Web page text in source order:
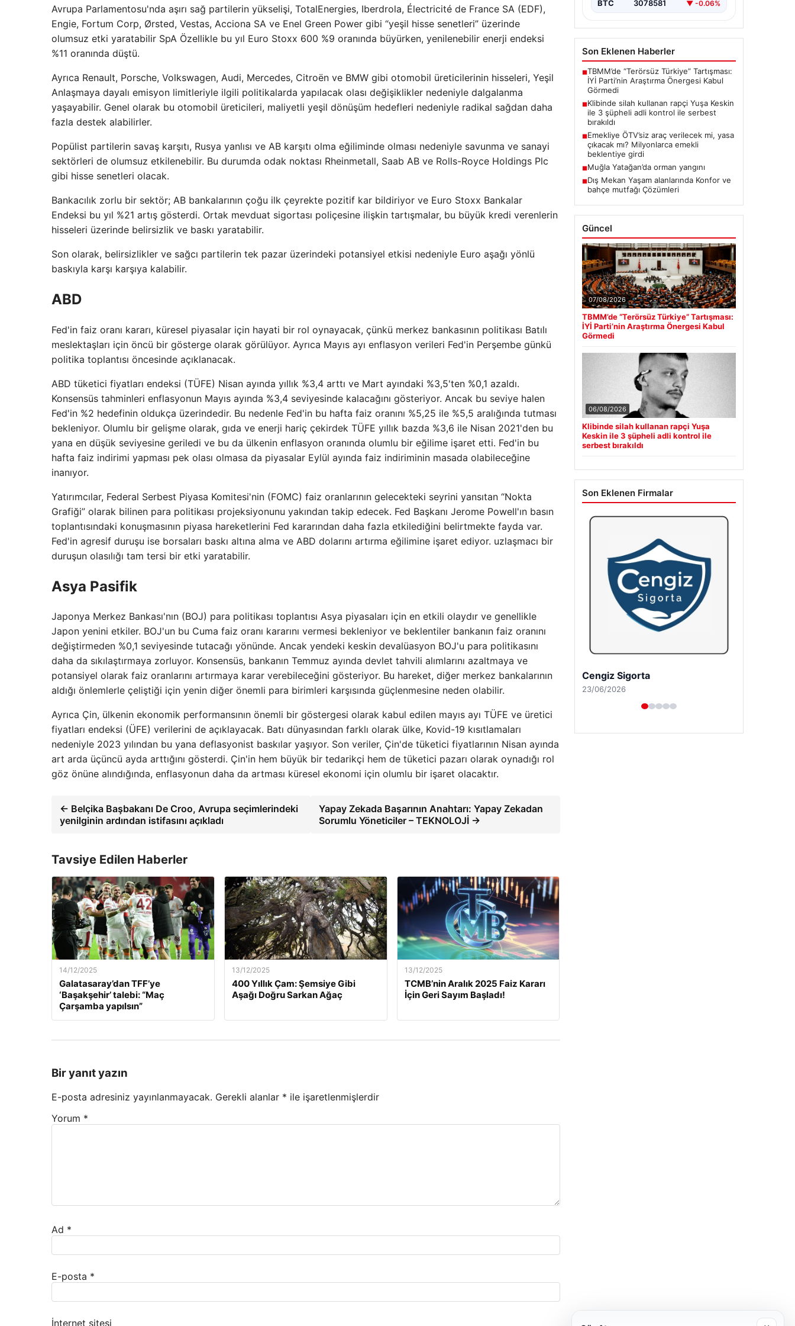
Avrupa Parlamentosu'nda aşırı sağ partilerin yükselişi, TotalEnergies, Iberdrola, Électricité de France SA (EDF),
Engie, Fortum Corp, Ørsted, Vestas, Acciona SA ve Enel Green Power gibi “yeşil hisse senetleri” üzerinde
olumsuz etki yaratabilir SpA Özellikle bu yıl Euro Stoxx 600 %9 oranında büyürken, yenilenebilir enerji endeksi
%11 oranında düştü.
Ayrıca Renault, Porsche, Volkswagen, Audi, Mercedes, Citroën ve BMW gibi otomobil üreticilerinin hisseleri, Yeşil
Anlaşmaya dayalı emisyon limitleriyle ilgili politikalarda yapılacak olası değişiklikler nedeniyle dalgalanma
yaşayabilir. Genel olarak bu otomobil üreticileri, maliyetli yeşil dönüşüm hedefleri nedeniyle radikal sağdan daha
fazla destek alabilirler.
Popülist partilerin savaş karşıtı, Rusya yanlısı ve AB karşıtı olma eğiliminde olması nedeniyle savunma ve sanayi
sektörleri de olumsuz etkilenebilir. Bu durumda odak noktası Rheinmetall, Saab AB ve Rolls-Royce Holdings Plc
gibi hisse senetleri olacak.
Bankacılık zorlu bir sektör; AB bankalarının çoğu ilk çeyrekte pozitif kar bildiriyor ve Euro Stoxx Bankalar
Endeksi bu yıl %21 artış gösterdi. Ortak mevduat sigortası poliçesine ilişkin tartışmalar, bu büyük kredi verenlerin
hisseleri üzerinde belirsizlik ve baskı yaratabilir.
Son olarak, belirsizlikler ve sağcı partilerin tek pazar üzerindeki potansiyel etkisi nedeniyle Euro aşağı yönlü
baskıyla karşı karşıya kalabilir.
ABD
Fed'in faiz oranı kararı, küresel piyasalar için hayati bir rol oynayacak, çünkü merkez bankasının politikası Batılı
meslektaşları için öncü bir gösterge olarak görülüyor. Ayrıca Mayıs ayı enflasyon verileri Fed'in Perşembe günkü
politika toplantısı öncesinde açıklanacak.
ABD tüketici fiyatları endeksi (TÜFE) Nisan ayında yıllık %3,4 arttı ve Mart ayındaki %3,5'ten %0,1 azaldı.
Konsensüs tahminleri enflasyonun Mayıs ayında %3,4 seviyesinde kalacağını gösteriyor. Ancak bu seviye halen
Fed'in %2 hedefinin oldukça üzerindedir. Bu nedenle Fed'in bu hafta faiz oranını %5,25 ile %5,5 aralığında tutması
bekleniyor. Olumlu bir gelişme olarak, gıda ve enerji hariç çekirdek TÜFE yıllık bazda %3,6 ile Nisan 2021'den bu
yana en düşük seviyesine geriledi ve bu da ülkenin enflasyon oranında olumlu bir eğilime işaret etti. Fed'in bu
hafta faiz indirimi yapması pek olası olmasa da piyasalar Eylül ayında faiz indiriminin masada olabileceğine
inanıyor.
Yatırımcılar, Federal Serbest Piyasa Komitesi'nin (FOMC) faiz oranlarının gelecekteki seyrini yansıtan “Nokta
Grafiği” olarak bilinen para politikası projeksiyonunu yakından takip edecek. Fed Başkanı Jerome Powell'ın basın
toplantısındaki konuşmasının piyasa hareketlerini Fed kararından daha fazla etkilediğini belirtmekte fayda var.
Fed'in agresif duruşu ise borsaları baskı altına alma ve ABD dolarını artırma eğilimine işaret ediyor. uzlaşmacı bir
duruşun olasılığı tam tersi bir etki yaratabilir.
Asya Pasifik
Japonya Merkez Bankası'nın (BOJ) para politikası toplantısı Asya piyasaları için en etkili olaydır ve genellikle
Japon yenini etkiler. BOJ'un bu Cuma faiz oranı kararını vermesi bekleniyor ve beklentiler bankanın faiz oranını
değiştirmeden %0,1 seviyesinde tutacağı yönünde. Ancak yendeki keskin devalüasyon BOJ'u para politikasını
daha da sıkılaştırmaya zorluyor. Konsensüs, bankanın Temmuz ayında devlet tahvili alımlarını azaltmaya ve
potansiyel olarak faiz oranlarını artırmaya karar verebileceğini gösteriyor. Bu hareket, diğer merkez bankalarının
aldığı önlemlerle çeliştiği için yenin diğer önemli para birimleri karşısında güçlenmesine neden olabilir.
Ayrıca Çin, ülkenin ekonomik performansının önemli bir göstergesi olarak kabul edilen mayıs ayı TÜFE ve üretici
fiyatları endeksi (ÜFE) verilerini de açıklayacak. Batı dünyasından farklı olarak ülke, Kovid-19 kısıtlamaları
nedeniyle 2023 yılından bu yana deflasyonist baskılar yaşıyor. Son veriler, Çin'de tüketici fiyatlarının Nisan ayında
art arda üçüncü ayda arttığını gösterdi. Çin'in hem büyük bir tedarikçi hem de tüketici pazarı olarak oynadığı rol
göz önüne alındığında, enflasyonun daha da artması küresel ekonomi için olumlu bir işaret olacaktır.
← Belçika Başbakanı De Croo, Avrupa seçimlerindeki
yenilginin ardından istifasını açıkladı
Yapay Zekada Başarının Anahtarı: Yapay Zekadan
Sorumlu Yöneticiler – TEKNOLOJİ →
Tavsiye Edilen Haberler
14/12/2025
Galatasaray’dan TFF’ye
‘Başakşehir’ talebi: “Maç
Çarşamba yapılsın”
13/12/2025
400 Yıllık Çam: Şemsiye Gibi
Aşağı Doğru Sarkan Ağaç
13/12/2025
TCMB’nin Aralık 2025 Faiz Kararı
İçin Geri Sayım Başladı!
Bir yanıt yazın
E-posta adresiniz yayınlanmayacak. Gerekli alanlar * ile işaretlenmişlerdir
Yorum *
Ad *
E-posta *
İnternet sitesi
BTC 3078581 ▼ -0.06%
Son Eklenen Haberler
■TBMM’de “Terörsüz Türkiye” Tartışması:
İYİ Parti’nin Araştırma Önergesi Kabul
Görmedi
■Klibinde silah kullanan rapçi Yuşa Keskin
ile 3 şüpheli adli kontrol ile serbest
bırakıldı
■Emekliye ÖTV’siz araç verilecek mi, yasa
çıkacak mı? Milyonlarca emekli
beklentiye girdi
■Muğla Yatağan’da orman yangını
■Dış Mekan Yaşam alanlarında Konfor ve
bahçe mutfağı Çözümleri
Güncel
07/08/2026
TBMM’de “Terörsüz Türkiye” Tartışması:
İYİ Parti’nin Araştırma Önergesi Kabul
Görmedi
06/08/2026
Klibinde silah kullanan rapçi Yuşa
Keskin ile 3 şüpheli adli kontrol ile
serbest bırakıldı
Son Eklenen Firmalar
Hastaş Beton
26/05/2026